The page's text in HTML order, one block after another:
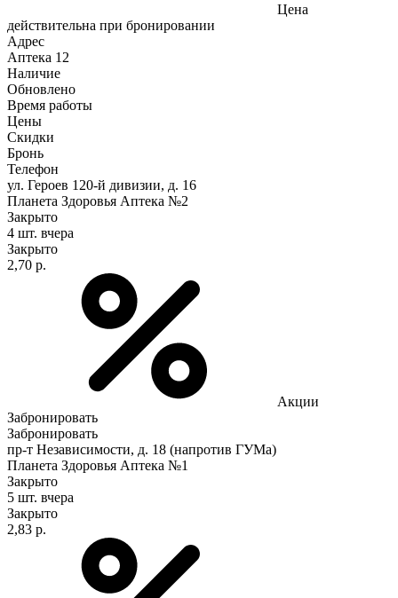
Цена
действительна при бронировании
Адрес
Аптека 12
Наличие
Обновлено
Время работы
Цены
Скидки
Бронь
Телефон
ул. Героев 120-й дивизии, д. 16
Планета Здоровья Аптека №2
Закрыто
4 шт. вчера
Закрыто
2,70 р.
Акции
Забронировать
Забронировать
пр-т Независимости, д. 18 (напротив ГУМа)
Планета Здоровья Аптека №1
Закрыто
5 шт. вчера
Закрыто
2,83 р.